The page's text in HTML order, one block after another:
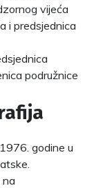
vijeća
i predsjednica
podružnice
godine u
na